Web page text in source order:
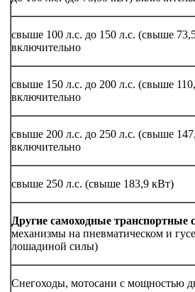
свыше 100 л.с. до 150 л.с. (свыше
включительно
свыше 150 л.с. до 200 л.с. (свыше
включительно
свыше 200 л.с. до 250 л.с. (свыше
включительно
свыше 250 л.с. (свыше 183,9 кВт)
Другие самоходные транспортные
механизмы на пневматическом и
лошадиной силы)
Снегоходы, мотосани с мощностью